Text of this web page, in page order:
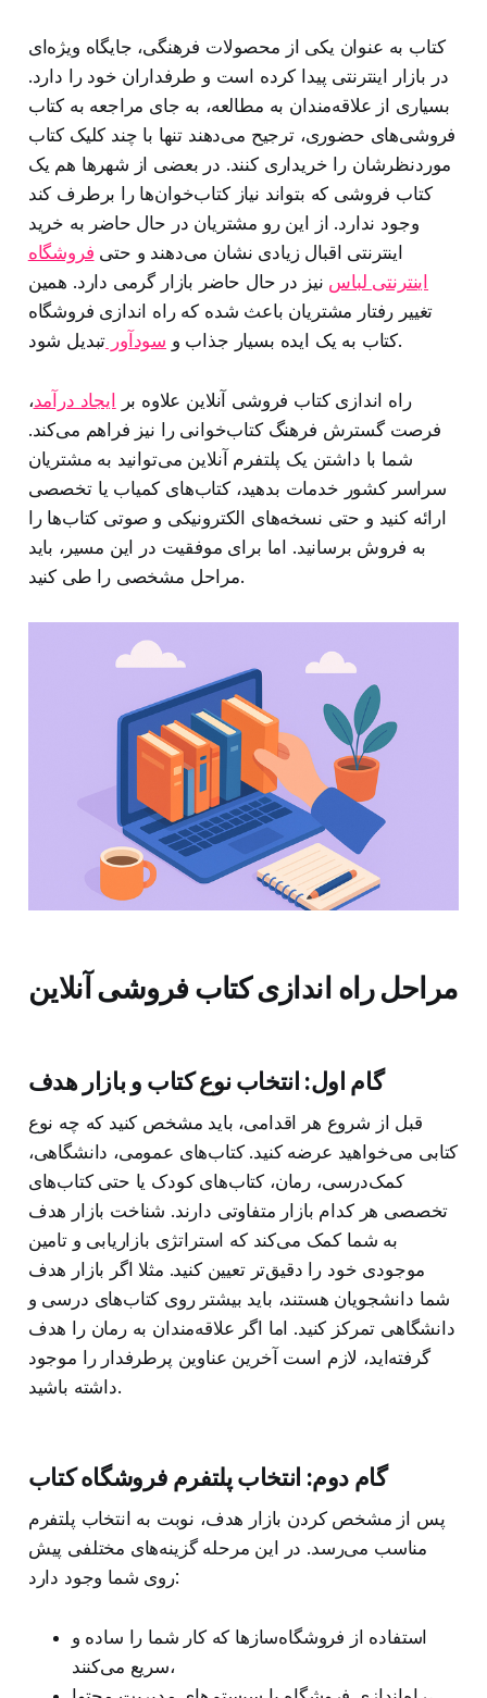
کتاب به عنوان یکی از محصولات فرهنگی، جایگاه ویژه‌ای
در بازار اینترنتی پیدا کرده است و طرفداران خود را دارد.
بسیاری از علاقه‌مندان به مطالعه، به جای مراجعه به کتاب
فروشی‌های حضوری، ترجیح می‌دهند تنها با چند کلیک کتاب
موردنظرشان را خریداری کنند. در بعضی از شهرها هم یک
کتاب فروشی که بتواند نیاز کتاب‌خوان‌ها را برطرف کند
وجود ندارد. از این رو مشتریان در حال حاضر به خرید
اینترنتی اقبال زیادی نشان می‌دهند و حتی فروشگاه
اینترنتی لباس نیز در حال حاضر بازار گرمی دارد. همین
تغییر رفتار مشتریان باعث شده که راه اندازی فروشگاه
کتاب به یک ایده بسیار جذاب و سودآور تبدیل شود.
راه اندازی کتاب فروشی آنلاین علاوه بر ایجاد درآمد،
فرصت گسترش فرهنگ کتاب‌خوانی را نیز فراهم می‌کند.
شما با داشتن یک پلتفرم آنلاین می‌توانید به مشتریان
سراسر کشور خدمات بدهید، کتاب‌های کمیاب یا تخصصی
ارائه کنید و حتی نسخه‌های الکترونیکی و صوتی کتاب‌ها را
به فروش برسانید. اما برای موفقیت در این مسیر، باید
مراحل مشخصی را طی کنید.
مراحل راه اندازی کتاب فروشی آنلاین
گام اول: انتخاب نوع کتاب و بازار هدف
قبل از شروع هر اقدامی، باید مشخص کنید که چه نوع
کتابی می‌خواهید عرضه کنید. کتاب‌های عمومی، دانشگاهی،
کمک‌درسی، رمان، کتاب‌های کودک یا حتی کتاب‌های
تخصصی هر کدام بازار متفاوتی دارند. شناخت بازار هدف
به شما کمک می‌کند که استراتژی بازاریابی و تامین
موجودی خود را دقیق‌تر تعیین کنید. مثلا اگر بازار هدف
شما دانشجویان هستند، باید بیشتر روی کتاب‌های درسی و
دانشگاهی تمرکز کنید. اما اگر علاقه‌مندان به رمان را هدف
گرفته‌اید، لازم است آخرین عناوین پرطرفدار را موجود
داشته باشید.
گام دوم: انتخاب پلتفرم فروشگاه کتاب
پس از مشخص کردن بازار هدف، نوبت به انتخاب پلتفرم
مناسب می‌رسد. در این مرحله گزینه‌های مختلفی پیش
روی شما وجود دارد:
استفاده از فروشگاه‌سازها که کار شما را ساده و
سریع می‌کنند،